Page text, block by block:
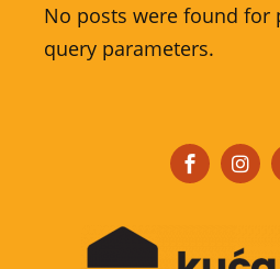
No posts were found for
query parameters.